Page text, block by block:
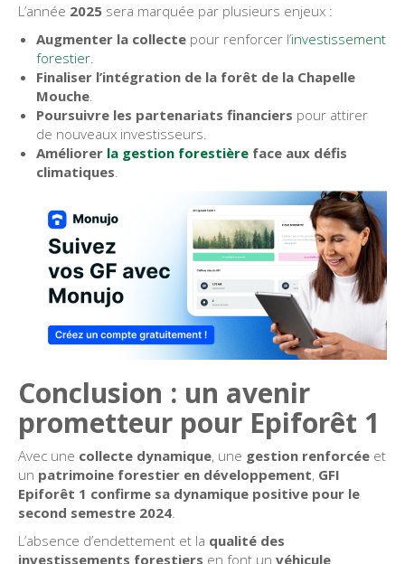
L’année 2025 sera marquée par plusieurs enjeux :
Augmenter la collecte pour renforcer l’investissement
forestier
Finaliser l’intégration de la forêt de la Chapelle
Mouche
Poursuivre les partenariats financiers pour attirer
de nouveaux investisseurs.
Améliorer la gestion forestière face aux défis
climatiques
Conclusion : un avenir
prometteur pour Epiforêt 1
Avec une collecte dynamique, une gestion renforcée et
un patrimoine forestier en développement, GFI
Epiforêt 1 confirme sa dynamique positive pour le
second semestre 2024
L’absence d’endettement et la qualité des
investissements forestiers en font un véhicule